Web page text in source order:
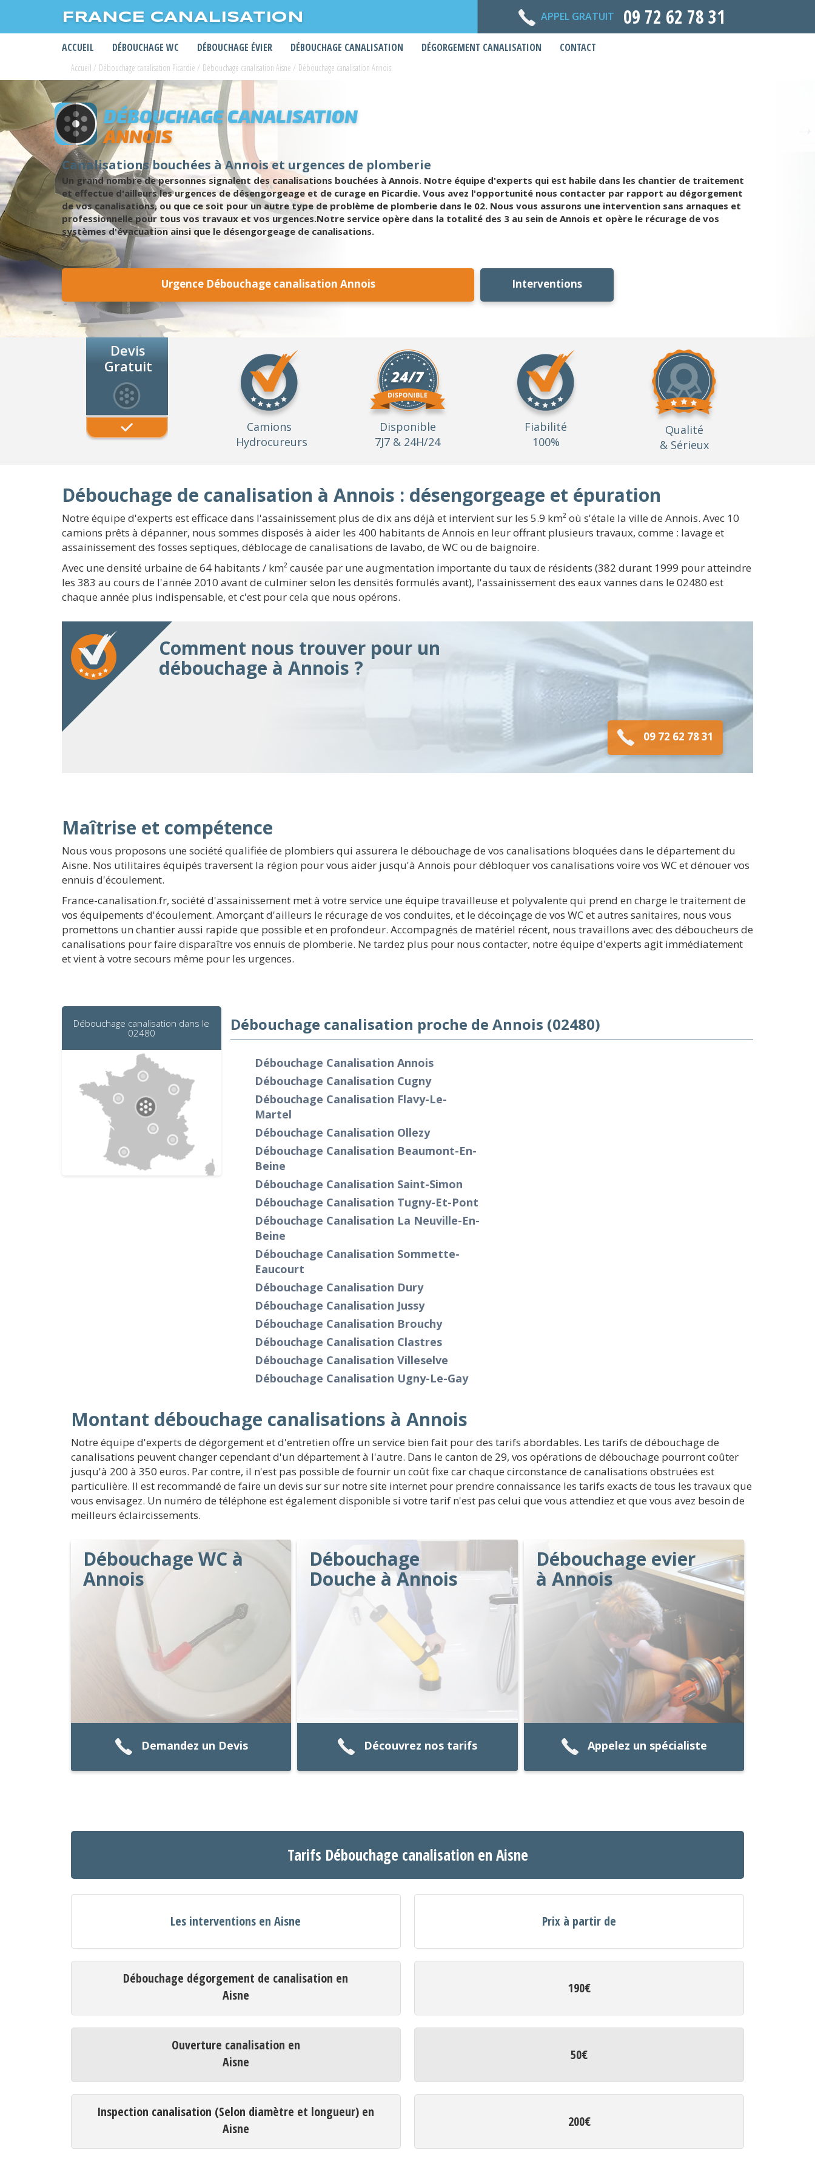
FRANCE CANALISATION APPEL GRATUIT 09 72 62 78 31
ACCUEIL DÉBOUCHAGE WC DÉBOUCHAGE ÉVIER DÉBOUCHAGE CANALISATION DÉGORGEMENT CANALISATION CONTACT
Accueil / Débouchage canalisation Picardie / Débouchage canalisation Aisne / Débouchage canalisation Annois
DÉBOUCHAGE CANALISATION
ANNOIS
Canalisations bouchées à Annois et urgences de plomberie
Un grand nombre de personnes signalent des canalisations bouchées à Annois. Notre équipe d'experts qui est habile dans les chantier de traitement
et effectue d'ailleurs les urgences de désengorgeage et de curage en Picardie. Vous avez l'opportunité nous contacter par rapport au dégorgement
de vos canalisations, ou que ce soit pour un autre type de problème de plomberie dans le 02. Nous vous assurons une intervention sans arnaques et
professionnelle pour tous vos travaux et vos urgences.Notre service opère dans la totalité des 3 au sein de Annois et opère le récurage de vos
systèmes d'évacuation ainsi que le désengorgeage de canalisations.
Urgence Débouchage canalisation Annois Interventions
Devis
Gratuit
Camions
Hydrocureurs
Disponible
7J7 & 24H/24
Fiabilité
100%
Qualité
& Sérieux
Débouchage de canalisation à Annois : désengorgeage et épuration
Notre équipe d'experts est efficace dans l'assainissement plus de dix ans déjà et intervient sur les 5.9 km² où s'étale la ville de Annois. Avec 10
camions prêts à dépanner, nous sommes disposés à aider les 400 habitants de Annois en leur offrant plusieurs travaux, comme : lavage et
assainissement des fosses septiques, déblocage de canalisations de lavabo, de WC ou de baignoire.
Avec une densité urbaine de 64 habitants / km² causée par une augmentation importante du taux de résidents (382 durant 1999 pour atteindre
les 383 au cours de l'année 2010 avant de culminer selon les densités formulés avant), l'assainissement des eaux vannes dans le 02480 est
chaque année plus indispensable, et c'est pour cela que nous opérons.
Comment nous trouver pour un
débouchage à Annois ?
09 72 62 78 31
Maîtrise et compétence
Nous vous proposons une société qualifiée de plombiers qui assurera le débouchage de vos canalisations bloquées dans le département du
Aisne. Nos utilitaires équipés traversent la région pour vous aider jusqu'à Annois pour débloquer vos canalisations voire vos WC et dénouer vos
ennuis d'écoulement.
France-canalisation.fr, société d'assainissement met à votre service une équipe travailleuse et polyvalente qui prend en charge le traitement de
vos équipements d'écoulement. Amorçant d'ailleurs le récurage de vos conduites, et le décoinçage de vos WC et autres sanitaires, nous vous
promettons un chantier aussi rapide que possible et en profondeur. Accompagnés de matériel récent, nous travaillons avec des déboucheurs de
canalisations pour faire disparaître vos ennuis de plomberie. Ne tardez plus pour nous contacter, notre équipe d'experts agit immédiatement
et vient à votre secours même pour les urgences.
Débouchage canalisation dans le
02480
Débouchage canalisation proche de Annois (02480)
Débouchage Canalisation Annois
Débouchage Canalisation Cugny
Débouchage Canalisation Flavy-Le-
Martel
Débouchage Canalisation Ollezy
Débouchage Canalisation Beaumont-En-
Beine
Débouchage Canalisation Saint-Simon
Débouchage Canalisation Tugny-Et-Pont
Débouchage Canalisation La Neuville-En-
Beine
Débouchage Canalisation Sommette-
Eaucourt
Débouchage Canalisation Dury
Débouchage Canalisation Jussy
Débouchage Canalisation Brouchy
Débouchage Canalisation Clastres
Débouchage Canalisation Villeselve
Débouchage Canalisation Ugny-Le-Gay
Montant débouchage canalisations à Annois
Notre équipe d'experts de dégorgement et d'entretien offre un service bien fait pour des tarifs abordables. Les tarifs de débouchage de
canalisations peuvent changer cependant d'un département à l'autre. Dans le canton de 29, vos opérations de débouchage pourront coûter
jusqu'à 200 à 350 euros. Par contre, il n'est pas possible de fournir un coût fixe car chaque circonstance de canalisations obstruées est
particulière. Il est recommandé de faire un devis sur sur notre site internet pour prendre connaissance les tarifs exacts de tous les travaux que
vous envisagez. Un numéro de téléphone est également disponible si votre tarif n'est pas celui que vous attendiez et que vous avez besoin de
meilleurs éclaircissements.
Débouchage WC à
Annois
Demandez un Devis
Débouchage
Douche à Annois
Découvrez nos tarifs
Débouchage evier
à Annois
Appelez un spécialiste
Tarifs Débouchage canalisation en Aisne
Les interventions en Aisne Prix à partir de
Débouchage dégorgement de canalisation en
Aisne
190€
Ouverture canalisation en
Aisne
50€
Inspection canalisation (Selon diamètre et longueur) en
Aisne
200€